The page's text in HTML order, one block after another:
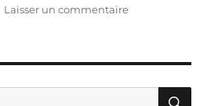
Laisser un commentairesur
ma